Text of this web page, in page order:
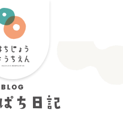
BLOG
ち日記